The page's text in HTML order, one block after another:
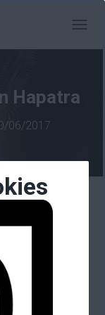
A
A
Hapatra
06/2017
el que
Una
las